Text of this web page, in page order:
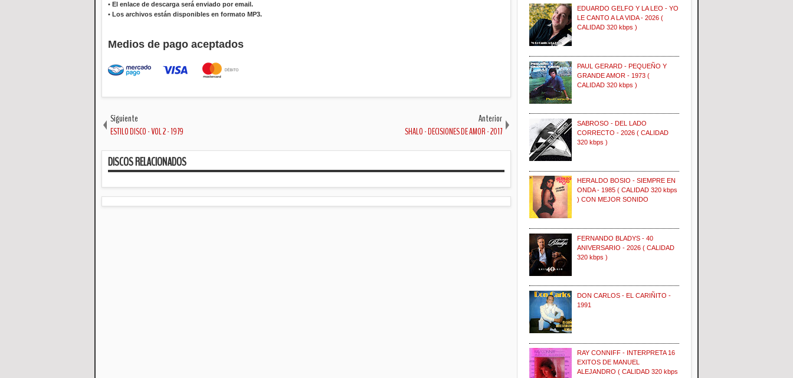
• El enlace de descarga será enviado por email.
• Los archivos están disponibles en formato MP3.
Medios de pago aceptados
Siguiente
ESTILO DISCO - VOL 2 - 1979
Anterior
SHALO - DECISIONES DE AMOR - 2017
DISCOS RELACIONADOS
EDUARDO GELFO Y LA LEO - YO
LE CANTO A LA VIDA - 2026 (
CALIDAD 320 kbps )
PAUL GERARD - PEQUEÑO Y
GRANDE AMOR - 1973 (
CALIDAD 320 kbps )
SABROSO - DEL LADO
CORRECTO - 2026 ( CALIDAD
320 kbps )
HERALDO BOSIO - SIEMPRE EN
ONDA - 1985 ( CALIDAD 320 kbps
) CON MEJOR SONIDO
FERNANDO BLADYS - 40
ANIVERSARIO - 2026 ( CALIDAD
320 kbps )
DON CARLOS - EL CARIÑITO -
1991
RAY CONNIFF - INTERPRETA 16
EXITOS DE MANUEL
ALEJANDRO ( CALIDAD 320 kbps